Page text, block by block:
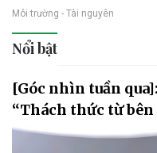
Môi trường - Tài nguyên
Nổi bật
[Góc nhìn tuần
“Thách thức từ